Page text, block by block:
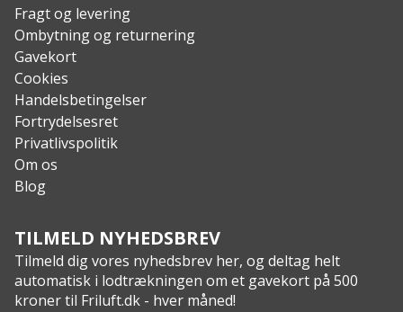
Fragt og levering
Ombytning og returnering
Gavekort
Cookies
Handelsbetingelser
Fortrydelsesret
Privatlivspolitik
Om os
Blog
TILMELD NYHEDSBREV
Tilmeld dig vores nyhedsbrev her, og deltag helt
automatisk i lodtrækningen om et gavekort på 500
kroner til Friluft.dk - hver måned!